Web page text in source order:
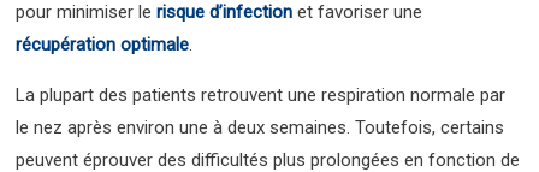
pour minimiser lerisque d’infection et favoriser une
récupération optimale.
La plupart des patients retrouvent une respiration normale par
le nez après environ une à deux semaines. Toutefois, certains
peuvent éprouver des difficultés plus prolongées en fonction de